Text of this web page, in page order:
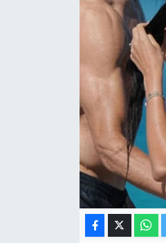
TV VE SİNEMA
BASKETBOL
KÜLTÜR SANAT
EKONOMİ